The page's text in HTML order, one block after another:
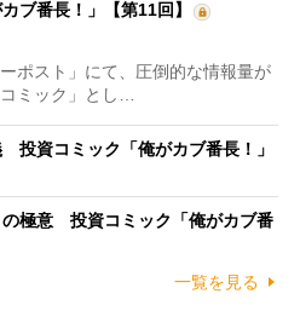
ブ番長！」【第11回】
ポスト」にて、圧倒的な情報量が
ミック」とし…
投資コミック「俺がカブ番長！」
極意 投資コミック「俺がカブ番
一覧を見る